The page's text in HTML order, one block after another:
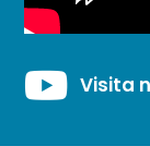
Visita